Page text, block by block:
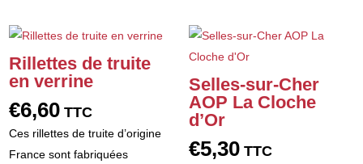
Rillettes de truite
en verrine
€6,60 TTC
Ces rillettes de truite d’origine
France sont fabriquées
Selles-sur-Cher
AOP La Cloche
d’Or
€5,30 TTC